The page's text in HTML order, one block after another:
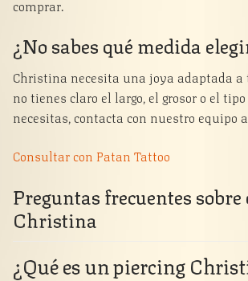
comprar.
¿No sabes qué medida
Christina necesita una joya adaptada
no tienes claro el largo, el grosor o el
necesitas, contacta con nuestro equipo
Consultar con Patan Tattoo
Preguntas frecuentes
Christina
¿Qué es un piercing